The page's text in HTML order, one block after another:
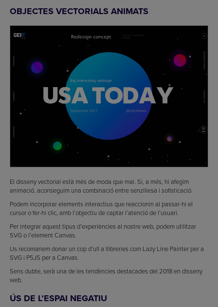
OBJECTES VECTORIALS ANIMATS
El disseny vectorial està més de moda que mai. Si, a més, hi afegim
animació, aconseguim una combinació entre senzillesa i sofisticació.
Podem incorporar elements interactius que reaccionin al passar-hi el
cursor o fer-hi clic, amb l’objectiu de captar l’atenció de l’usuari.
Per integrar aquest tipus d’experiències al nostre web, podem utilitzar
SVG o l’element Canvas.
Us recomanem donar un cop d’ull a llibreries com Lazy Line Painter per a
SVG i P5JS per a Canvas.
Sens dubte, serà una de les tendències destacades del 2018 en disseny
web.
ÚS DE L’ESPAI NEGATIU